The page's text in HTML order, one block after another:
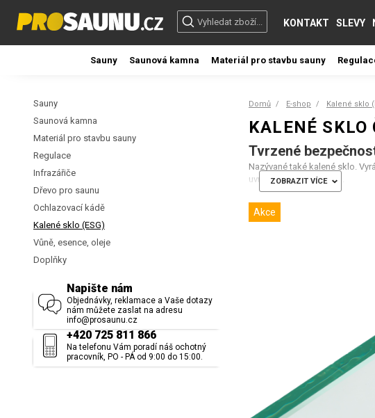
KONTAKT SLEVY
Sauny Saunová kamna Materiál pro stavbu sauny
Sauny
Saunová kamna
Materiál pro stavbu sauny
Regulace
Infrazářiče
Dřevo pro saunu
Ochlazovací kádě
Kalené sklo (ESG)
Vůně, esence, oleje
Doplňky
Napište nám
Objednávky, reklamace a Vaše dotazy
nám můžete zaslat na adresu
info@prosaunu.cz
+420 725 811 866
Na telefonu Vám poradí náš ochotný
pracovník, PO - PÁ od 9:00 do 15:00.
Domů E-shop Kalené sklo
KALENÉ SKLO
Tvrzené
Nazývané také kalené sklo.
uvnitř a na povrchu skla.
Sklo tak získává
Pokud přesto dojde k jeho
ZOBRAZIT VÍCE
Akce